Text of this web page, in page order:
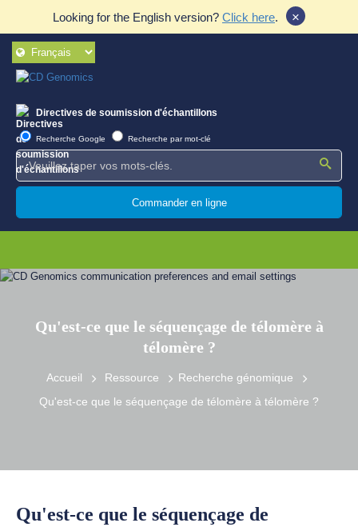
Looking for the English version? Click here. ×
Directives de soumission d'échantillons
Recherche Google Recherche par mot-clé
Commander en ligne
Qu'est-ce que le séquençage de télomère à
télomère ?
Accueil Ressource
Recherche génomique
Qu'est-ce que le séquençage de télomère à télomère ?
Qu'est-ce que le séquençage de